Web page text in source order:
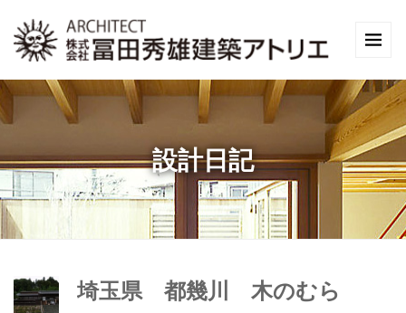
設計日記
埼玉県 都幾川 木のむら